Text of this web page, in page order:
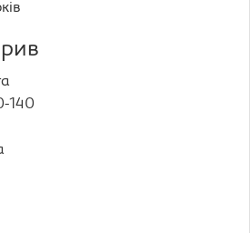
140